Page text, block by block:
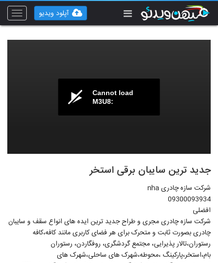
Toggle
آپلود ویدیو
Cannot load
M3U8:
جدید ترین سایبان برقی استخر
شرکت سازه چادری nha
09300093934
افضلی
شرکت سازه چادری مجری و طراح جدید ترین ایده های انواع سقف و سایبان
چادری بصورت ثابت و متحرک برای هر فضای کاربری مانند کافه،کافه
رستوران،تالار پذیرایی، مجتمع گردشگری، روفگاردن، رستوران
بام،استخر،پارکینگ ،محوطه،شهرک های ساحلی،شهرک های